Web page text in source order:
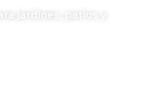
jardines, patios y